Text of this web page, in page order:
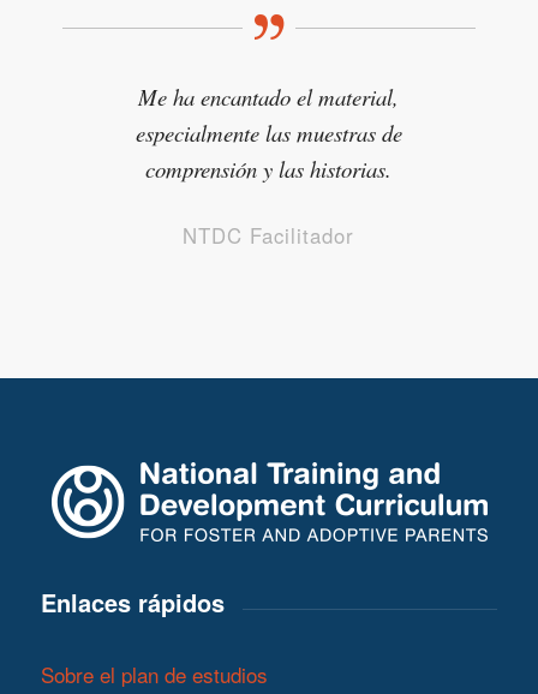
Me ha encantado el material,
especialmente las muestras de
comprensión y las historias.
NTDC Facilitador
Enlaces rápidos
Sobre el plan de estudios